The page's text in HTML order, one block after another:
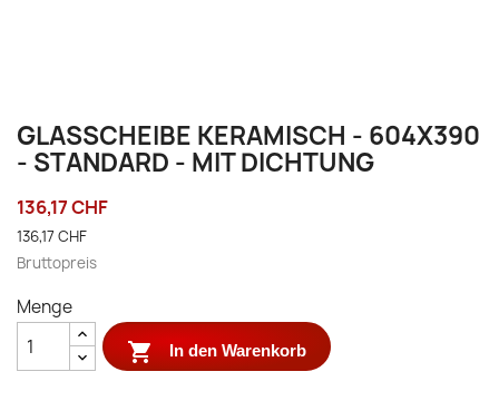
GLASSCHEIBE KERAMISCH - 604X390
- STANDARD - MIT DICHTUNG
136,17 CHF
136,17 CHF
Bruttopreis
Menge
 In den Warenkorb